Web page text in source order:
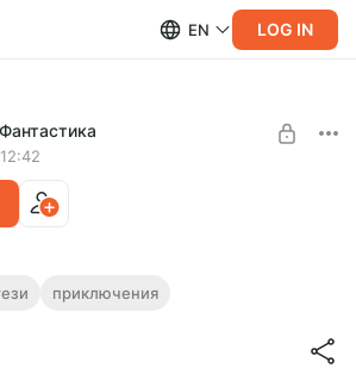
EN LOG IN
«В поисках потерянного:
приключения